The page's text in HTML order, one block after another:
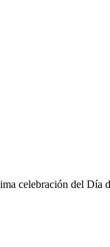
celebración del Día